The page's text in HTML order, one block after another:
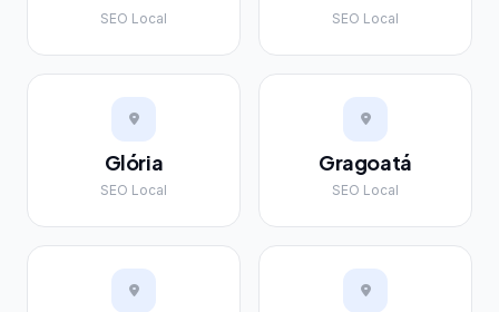
SEO Local SEO Local
Glória
SEO Local
Gragoatá
SEO Local